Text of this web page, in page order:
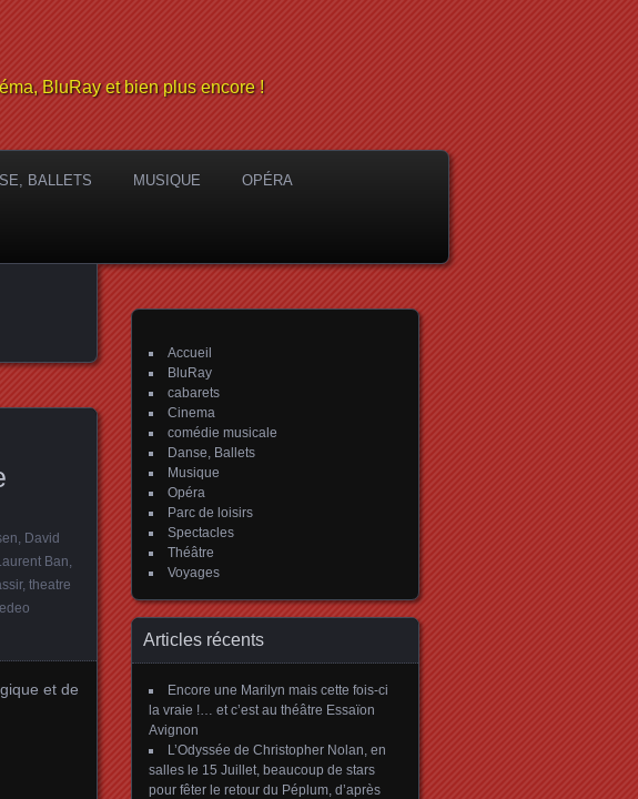
BluRay et bien plus encore !
BALLETS MUSIQUE OPÉRA
David
Ban
, theatre
et de
Accueil
BluRay
cabarets
Cinema
comédie musicale
Danse, Ballets
Musique
Opéra
Parc de loisirs
Spectacles
Théâtre
Voyages
Articles récents
Encore une Marilyn mais cette fois-ci
la vraie !… et c’est au théâtre Essaïon
Avignon
L’Odyssée de Christopher Nolan, en
salles le 15 Juillet, beaucoup de stars
pour fêter le retour du Péplum, d’après